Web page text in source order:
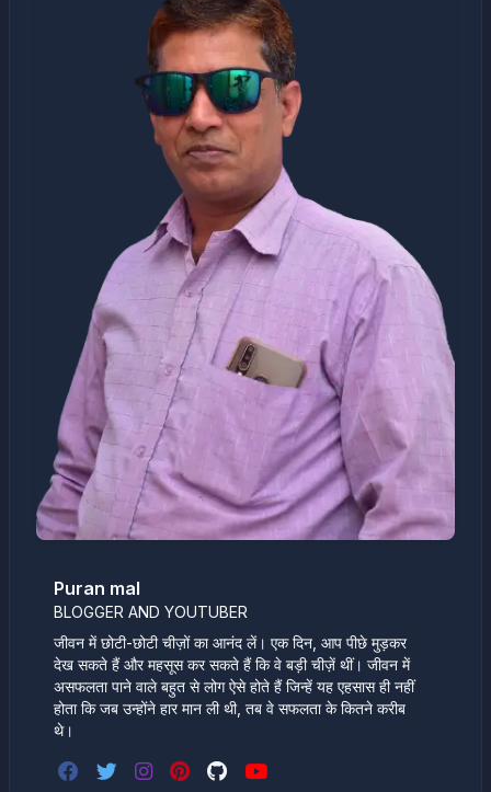
Puran mal
BLOGGER AND YOUTUBER
जीवन में छोटी-छोटी चीज़ों का आनंद लें। एक दिन, आप पीछे मुड़कर
देख सकते हैं और महसूस कर सकते हैं कि वे बड़ी चीज़ें थीं। जीवन में
असफलता पाने वाले बहुत से लोग ऐसे होते हैं जिन्हें यह एहसास ही नहीं
होता कि जब उन्होंने हार मान ली थी, तब वे सफलता के कितने करीब
थे।